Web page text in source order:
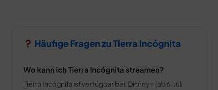
Häufige Fragen zu Tierra Incógnita
Wo kann ich Tierra Incógnita streamen?
Tierra Incógnita ist verfügbar bei: Disney+ (ab 6. Juli